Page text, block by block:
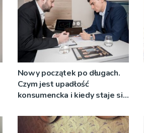
Nowy początek po długach.
Czym jest upadłość
konsumencka i kiedy staje się
wyjściem?